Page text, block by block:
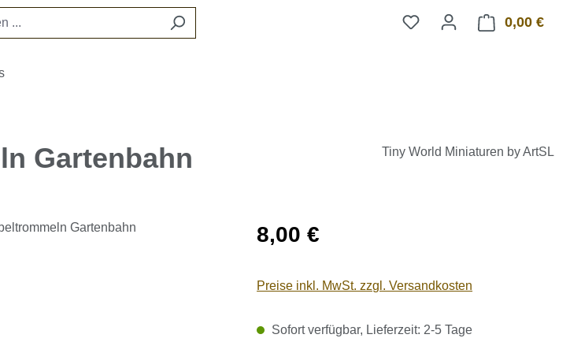
0,00 €
Gartenbahn Tiny World Miniaturen by ArtSL
Regulärer Preis:
8,00 €
Preise inkl. MwSt. zzgl. Versandkosten
Sofort verfügbar, Lieferzeit: 2-5 Tage